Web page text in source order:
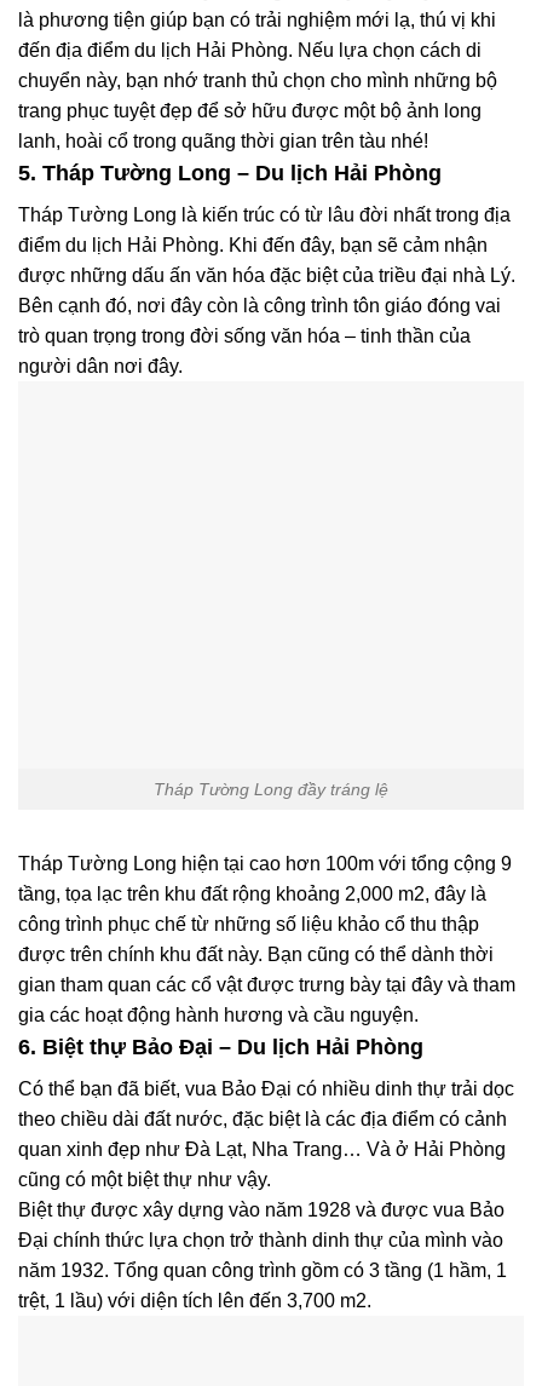
là phương tiện giúp bạn có trải nghiệm mới lạ, thú vị khi
đến địa điểm du lịch Hải Phòng. Nếu lựa chọn cách di
chuyển này, bạn nhớ tranh thủ chọn cho mình những bộ
trang phục tuyệt đẹp để sở hữu được một bộ ảnh long
lanh, hoài cổ trong quãng thời gian trên tàu nhé!
5. Tháp Tường Long – Du lịch Hải Phòng
Tháp Tường Long là kiến trúc có từ lâu đời nhất trong địa
điểm du lịch Hải Phòng. Khi đến đây, bạn sẽ cảm nhận
được những dấu ấn văn hóa đặc biệt của triều đại nhà Lý.
Bên cạnh đó, nơi đây còn là công trình tôn giáo đóng vai
trò quan trọng trong đời sống văn hóa – tinh thần của
người dân nơi đây.
Tháp Tường Long đầy tráng lệ
Tháp Tường Long hiện tại cao hơn 100m với tổng cộng 9
tầng, tọa lạc trên khu đất rộng khoảng 2,000 m2, đây là
công trình phục chế từ những số liệu khảo cổ thu thập
được trên chính khu đất này. Bạn cũng có thể dành thời
gian tham quan các cổ vật được trưng bày tại đây và tham
gia các hoạt động hành hương và cầu nguyện.
6. Biệt thự Bảo Đại – Du lịch Hải Phòng
Có thể bạn đã biết, vua Bảo Đại có nhiều dinh thự trải dọc
theo chiều dài đất nước, đặc biệt là các địa điểm có cảnh
quan xinh đẹp như Đà Lạt, Nha Trang… Và ở Hải Phòng
cũng có một biệt thự như vậy.
Biệt thự được xây dựng vào năm 1928 và được vua Bảo
Đại chính thức lựa chọn trở thành dinh thự của mình vào
năm 1932. Tổng quan công trình gồm có 3 tầng (1 hầm, 1
trệt, 1 lầu) với diện tích lên đến 3,700 m2.